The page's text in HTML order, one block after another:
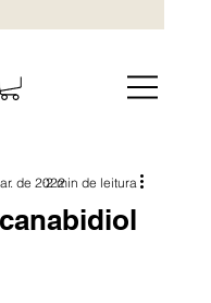
de 20222 min de leitura